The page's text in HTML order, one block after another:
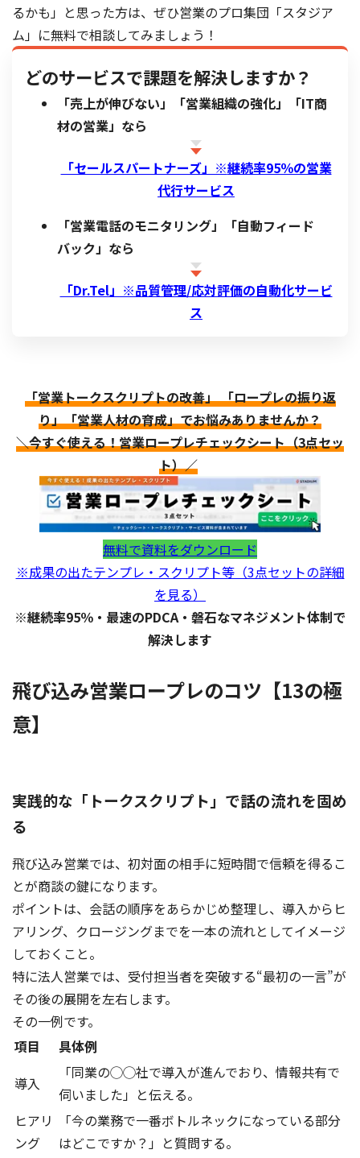
るかも」と思った方は、ぜひ営業のプロ集団「スタジア
ム」に無料で相談してみましょう！
どのサービスで課題を解決しますか？
「売上が伸びない」「営業組織の強化」「IT商
材の営業」なら
「セールスパートナーズ」※継続率95％の営業
代行サービス
「営業電話のモニタリング」「自動フィード
バック」なら
「Dr.Tel」※品質管理/応対評価の自動化サービ
ス
「営業トークスクリプトの改善」 「ロープレの振り返
り」「営業人材の育成」でお悩みありませんか？
＼今すぐ使える！営業ロープレチェックシート（3点セッ
ト）／
無料で資料をダウンロード
※成果の出たテンプレ・スクリプト等（3点セットの詳細
を見る）
※継続率95％・最速のPDCA・磐石なマネジメント体制で
解決します
飛び込み営業ロープレのコツ【13の極
意】
実践的な「トークスクリプト」で話の流れを固め
る
飛び込み営業では、初対面の相手に短時間で信頼を得るこ
とが商談の鍵になります。
ポイントは、会話の順序をあらかじめ整理し、導入からヒ
アリング、クロージングまでを一本の流れとしてイメージ
しておくこと。
特に法人営業では、受付担当者を突破する“最初の一言”が
その後の展開を左右します。
その一例です。
項目
具体例
導入
「同業の◯◯社で導入が進んでおり、情報共有で
伺いました」と伝える。
ヒアリ
ング
「今の業務で一番ボトルネックになっている部分
はどこですか？」と質問する。